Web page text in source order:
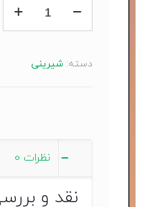
دسته: شیرینی
نظرات 0
نقد و